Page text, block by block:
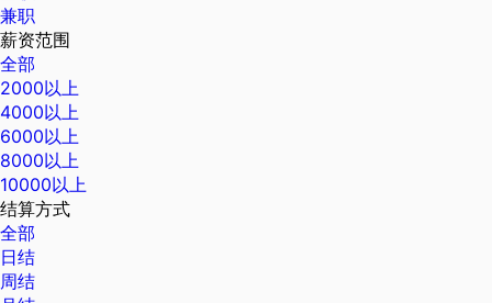
兼职
薪资范围
全部
2000以上
4000以上
6000以上
8000以上
10000以上
结算方式
全部
日结
周结